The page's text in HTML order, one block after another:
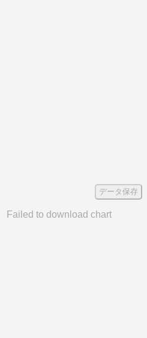
データ保存
Failed to download chart